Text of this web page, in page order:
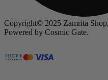
Copyright© 2025 Zamrita
Powered by Cosmic Gate.